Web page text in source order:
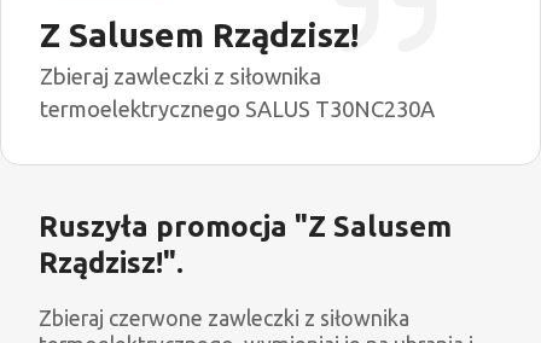
Z Salusem Rządzisz!
Zbieraj zawleczki z siłownika
termoelektrycznego SALUS T30NC230A
Ruszyła promocja "Z Salusem
Rządzisz!".
Zbieraj czerwone zawleczki z siłownika